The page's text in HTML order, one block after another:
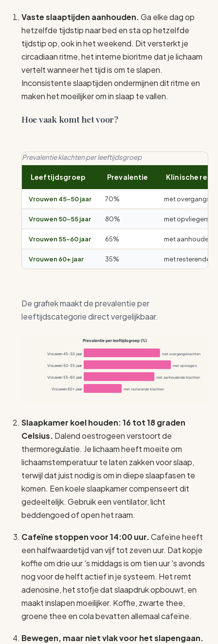
Vaste slaaptijden aanhouden.Ga elke dag op
hetzelfde tijdstip naar bed en sta op hetzelfde
tijdstip op, ook in het weekend. Dit versterkt je
circadiaan ritme, het interne bioritme dat je lichaam
vertelt wanneer het tijd is om te slapen.
Inconsistente slaaptijden ondermijnen dit ritme en
maken het moeilijker om in slaap te vallen.
Hoe vaak komt het voor?
Prevalentie klachten per leeftijdsgroep
Leeftijdsgroep Prevalentie Klinische
Vrouwen 45-50 jaar 70% met
Vrouwen 50-55 jaar 80% met opvliegers
Vrouwen 55-60 jaar 65% met
Vrouwen 60+ jaar 35% met resterende
De grafiek maakt de prevalentie per
leeftijdscategorie direct vergelijkbaar.
Prevalentie per leeftijdsgroep (%)
Vrouwen 45-50 jaar met overgangsklachten
Vrouwen 50-55 jaar met opvliegers
Vrouwen 55-60 jaar met aanhoudende klachten
Vrouwen 60+ jaar met resterende klachten
Slaapkamer koel houden: 16 tot 18 graden
Celsius. Dalend oestrogeen verstoort de
thermoregulatie. Je lichaam heeft moeite om
lichaamstemperatuur te laten zakken voor slaap,
terwijl dat juist nodig is om in diepe slaapfasen te
komen. Een koele slaapkamer compenseert dit
gedeeltelijk. Gebruik een ventilator, licht
beddengoed of open het raam.
Cafeïne stoppen voor 14:00 uur.Cafeïne heeft
een halfwaardetijd van vijf tot zeven uur. Dat kopje
koffie om drie uur 's middags is om tien uur 's avonds
nog voor de helft actief in je systeem. Het remt
adenosine, het stofje dat slaapdruk opbouwt, en
maakt inslapen moeilijker. Koffie, zwarte thee,
groene thee en cola bevatten allemaal cafeïne.
Bewegen, maar niet vlak voor het slapengaan.